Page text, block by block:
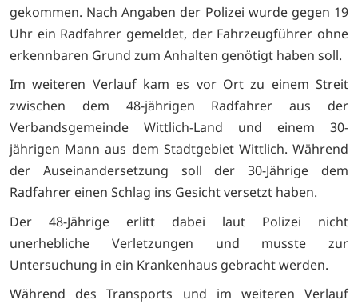
gekommen. Nach Angaben der Polizei wurde gegen 19
Uhr ein Radfahrer gemeldet, der Fahrzeugführer ohne
erkennbaren Grund zum Anhalten genötigt haben soll.
Im weiteren Verlauf kam es vor Ort zu einem Streit
zwischen dem 48-jährigen Radfahrer aus der
Verbandsgemeinde Wittlich-Land und einem 30-
jährigen Mann aus dem Stadtgebiet Wittlich. Während
der Auseinandersetzung soll der 30-Jährige dem
Radfahrer einen Schlag ins Gesicht versetzt haben.
Der 48-Jährige erlitt dabei laut Polizei nicht
unerhebliche Verletzungen und musste zur
Untersuchung in ein Krankenhaus gebracht werden.
Während des Transports und im weiteren Verlauf